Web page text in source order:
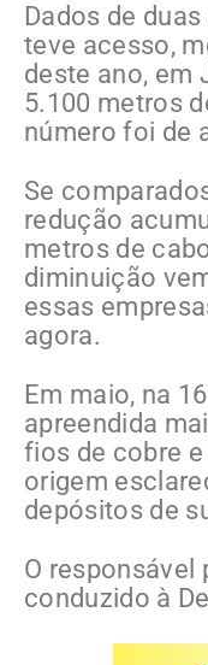
Dados de
teve acesso,
deste ano, em
5.100 metros
número foi de
Se
redução
metros de
diminuição
essas
agora.
Em maio, na
apreendida
fios de cobre
origem
depósitos de
O
conduzido à